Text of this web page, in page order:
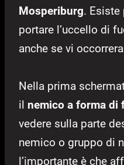
Mosperiburg. Esiste
portare l’uccello di
anche se vi
Nella prima
il nemico a forma di
vedere sulla parte
nemico o gruppo di
l’importante è che